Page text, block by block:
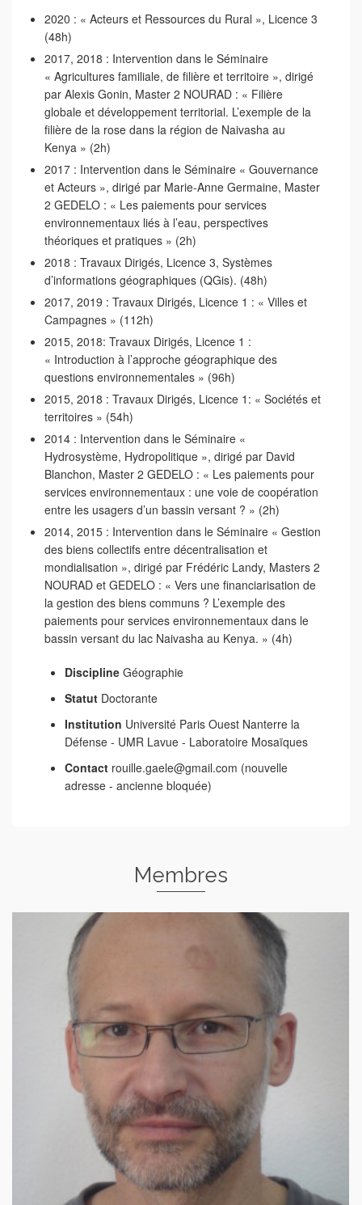
2020 : « Acteurs et Ressources du Rural », Licence 3
(48h)
2017, 2018 : Intervention dans le Séminaire
« Agricultures familiale, de filière et territoire », dirigé
par Alexis Gonin, Master 2 NOURAD : « Filière
globale et développement territorial. L’exemple de la
filière de la rose dans la région de Naivasha au
Kenya » (2h)
2017 : Intervention dans le Séminaire « Gouvernance
et Acteurs », dirigé par Marie-Anne Germaine, Master
2 GEDELO : « Les paiements pour services
environnementaux liés à l’eau, perspectives
théoriques et pratiques » (2h)
2018 : Travaux Dirigés, Licence 3, Systèmes
d’informations géographiques (QGis). (48h)
2017, 2019 : Travaux Dirigés, Licence 1 : « Villes et
Campagnes » (112h)
2015, 2018: Travaux Dirigés, Licence 1 :
« Introduction à l’approche géographique des
questions environnementales » (96h)
2015, 2018 : Travaux Dirigés, Licence 1: « Sociétés et
territoires » (54h)
2014 : Intervention dans le Séminaire «
Hydrosystème, Hydropolitique », dirigé par David
Blanchon, Master 2 GEDELO : « Les paiements pour
services environnementaux : une voie de coopération
entre les usagers d’un bassin versant ? » (2h)
2014, 2015 : Intervention dans le Séminaire « Gestion
des biens collectifs entre décentralisation et
mondialisation », dirigé par Frédéric Landy, Masters 2
NOURAD et GEDELO : « Vers une financiarisation de
la gestion des biens communs ? L’exemple des
paiements pour services environnementaux dans le
bassin versant du lac Naivasha au Kenya. » (4h)
Discipline Géographie
Statut Doctorante
Institution Université Paris Ouest Nanterre la
Défense - UMR Lavue - Laboratoire Mosaïques
Contact rouille.gaele@gmail.com (nouvelle
adresse - ancienne bloquée)
Membres
Landy Frédéric